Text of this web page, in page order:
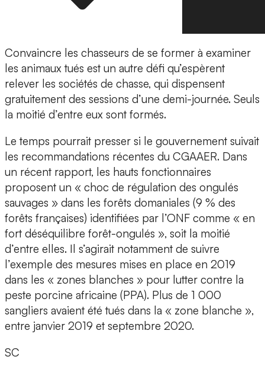
Convaincre les chasseurs de se former à examiner
les animaux tués est un autre défi qu’espèrent
relever les sociétés de chasse, qui dispensent
gratuitement des sessions d’une demi-journée. Seuls
la moitié d’entre eux sont formés.
Le temps pourrait presser si le gouvernement suivait
les recommandations récentes du CGAAER. Dans
un récent rapport, les hauts fonctionnaires
proposent un « choc de régulation des ongulés
sauvages » dans les forêts domaniales (9 % des
forêts françaises) identifiées par l’ONF comme « en
fort déséquilibre forêt-ongulés », soit la moitié
d’entre elles. Il s’agirait notamment de suivre
l’exemple des mesures mises en place en 2019
dans les « zones blanches » pour lutter contre la
peste porcine africaine (PPA). Plus de 1 000
sangliers avaient été tués dans la « zone blanche »,
entre janvier 2019 et septembre 2020.
SC